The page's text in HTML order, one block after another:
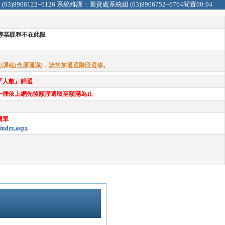
系統維護：圖資處系統組 (03)8906752~6764閒置00:04
業課程不在此限
程(含原通識)，請於加退選階段選修。
人數』篩選
依上網先後順序選取至額滿為止
單